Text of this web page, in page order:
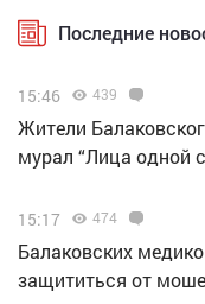
Последние
15:46 439
Жители
мурал “Лица одной
15:17 474
Балаковских
защититься от